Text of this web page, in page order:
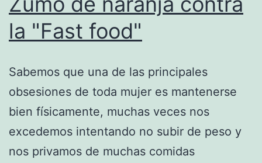
la "Fast food"
Sabemos que una de las principales
obsesiones de toda mujer es mantenerse
bien físicamente, muchas veces nos
excedemos intentando no subir de peso y
nos privamos de muchas comidas